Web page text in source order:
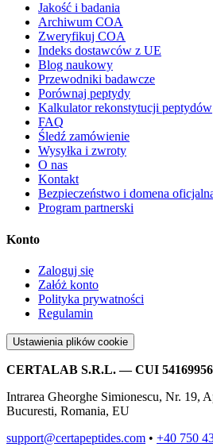
Jakość i badania
Archiwum COA
Zweryfikuj COA
Indeks dostawców z UE
Blog naukowy
Przewodniki badawcze
Porównaj peptydy
Kalkulator rekonstytucji peptydów
FAQ
Śledź zamówienie
Wysyłka i zwroty
O nas
Kontakt
Bezpieczeństwo i domena
Program partnerski
Konto
Zaloguj się
Załóż konto
Polityka prywatności
Regulamin
Ustawienia plików cookie
CERTALAB S.R.L. — CUI
Intrarea Gheorghe Simionescu, Nr. 19,
Bucuresti, Romania, EU
support@certapeptides.com • +40 750